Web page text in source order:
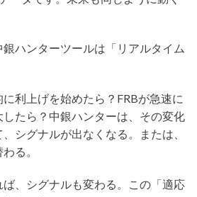
ハンターツールは「リアルタイム
利上げを始めたら？FRBが急速に
たら？中銀ハンターは、その変化
シグナルが出なくなる。または、
る。
、シグナルも変わる。この「適応